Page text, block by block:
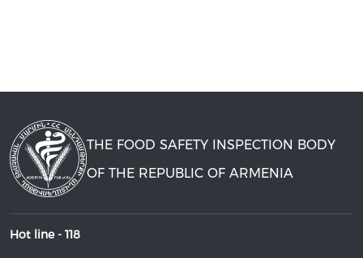
THE FOOD SAFETY INSPECTION BODY
OF THE REPUBLIC OF ARMENIA
Hot line - 118